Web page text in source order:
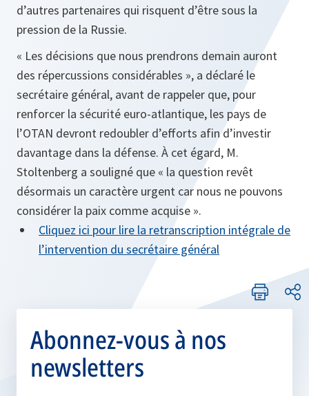
d’autres partenaires qui risquent d’être sous la
pression de la Russie.
« Les décisions que nous prendrons demain auront
des répercussions considérables », a déclaré le
secrétaire général, avant de rappeler que, pour
renforcer la sécurité euro-atlantique, les pays de
l’OTAN devront redoubler d’efforts afin d’investir
davantage dans la défense. À cet égard, M.
Stoltenberg a souligné que « la question revêt
désormais un caractère urgent car nous ne pouvons
considérer la paix comme acquise ».
Cliquez ici pour lire la retranscription intégrale de
l’intervention du secrétaire général
Abonnez-vous à nos
newsletters